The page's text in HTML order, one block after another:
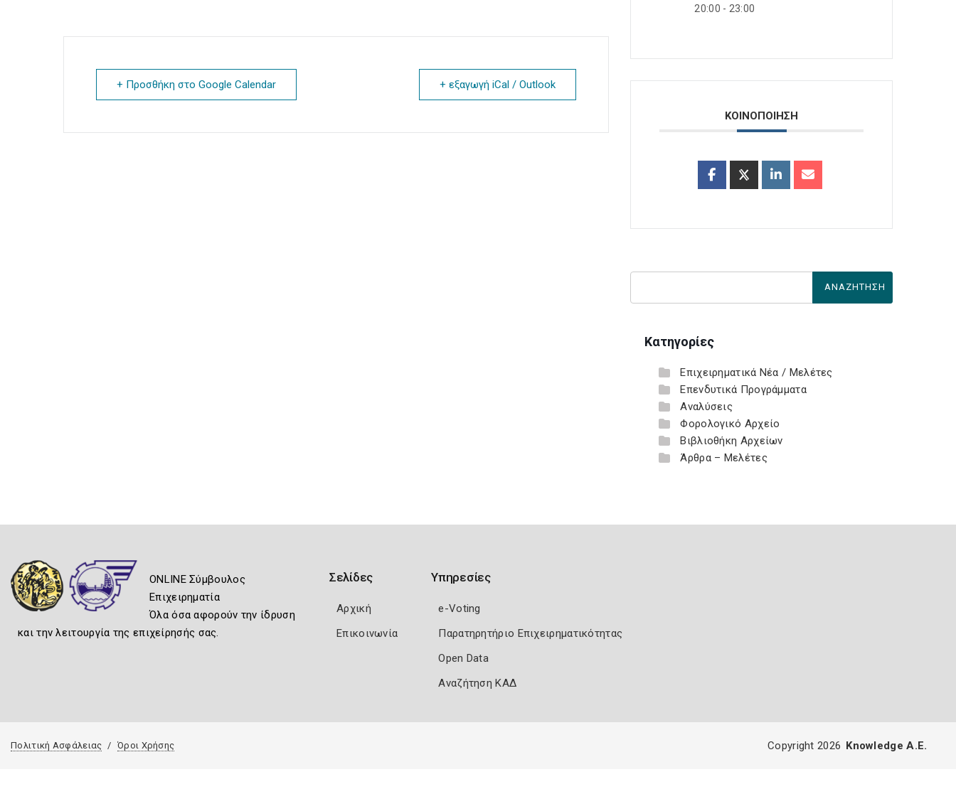
+ Προσθήκη στο Google Calendar + εξαγωγή iCal / Outlook
20:00 - 23:00
ΚΟΙΝΟΠΟΙΗΣΗ
Κατηγορίες
Επιχειρηματικά Νέα / Μελέτες
Επενδυτικά Προγράμματα
Αναλύσεις
Φορολογικό Αρχείο
Βιβλιοθήκη Αρχείων
Άρθρα – Μελέτες
ONLINE Σύμβουλος
Επιχειρηματία
Όλα όσα αφορούν την ίδρυση
και την λειτουργία της επιχείρησής σας.
Σελίδες
Αρχική
Επικοινωνία
Υπηρεσίες
e-Voting
Παρατηρητήριο Επιχειρηματικότητας
Open Data
Αναζήτηση ΚΑΔ
Πολιτική Ασφάλειας Όροι Χρήσης Copyright 2026 Knowledge A.E.